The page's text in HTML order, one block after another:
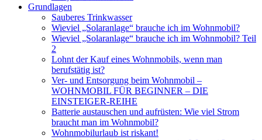
Grundlagen
Sauberes Trinkwasser
Wieviel „Solaranlage“ brauche ich im Wohnmobil?
Wieviel „Solaranlage“ brauche ich im Wohnmobil? Teil
2
Lohnt der Kauf eines Wohnmobils, wenn man
berufstätig ist?
Ver- und Entsorgung beim Wohnmobil –
WOHNMOBIL FÜR BEGINNER – DIE
EINSTEIGER-REIHE
Batterie austauschen und aufrüsten: Wie viel Strom
braucht man im Wohnmobil?
Wohnmobilurlaub ist riskant!